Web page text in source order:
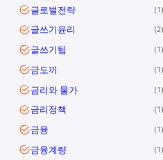
글로벌전략 1
글쓰기윤리 2
글쓰기팁 1
금도끼 1
금리와 물가 1
금리정책 1
금융 1
금융계량 1